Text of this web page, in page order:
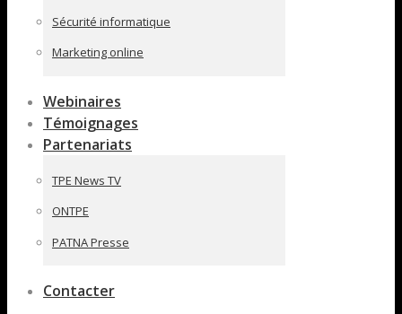
Sécurité informatique
Marketing online
Webinaires
Témoignages
Partenariats
TPE News TV
ONTPE
PATNA Presse
Contacter